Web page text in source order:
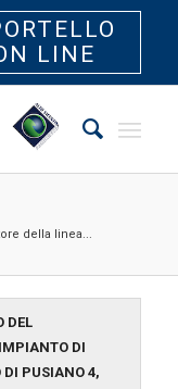
LINE
della linea...
DEL
DI
PUSIANO 4,